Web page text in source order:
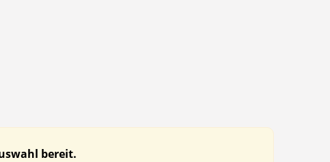
bereit.